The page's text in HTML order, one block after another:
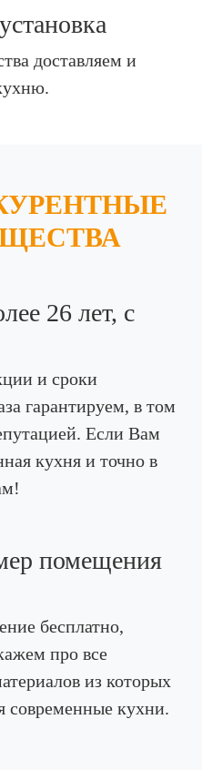
доставляем и
26 лет, с
и сроки
гарантируем, в том
Если Вам
кухня и точно в
помещения
бесплатно,
про все
из которых
современные кухни.